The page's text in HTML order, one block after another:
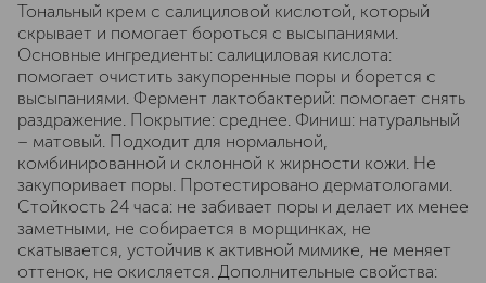
Тональный крем с салициловой кислотой, который
скрывает и помогает бороться с высыпаниями.
Основные ингредиенты: салициловая кислота:
помогает очистить закупоренные поры и борется с
высыпаниями. Фермент лактобактерий: помогает снять
раздражение. Покрытие: среднее. Финиш: натуральный
– матовый. Подходит для нормальной,
комбинированной и склонной к жирности кожи. Не
закупоривает поры. Протестировано дерматологами.
Стойкость 24 часа: не забивает поры и делает их менее
заметными, не собирается в морщинках, не
скатывается, устойчив к активной мимике, не меняет
оттенок, не окисляется. Дополнительные свойства: